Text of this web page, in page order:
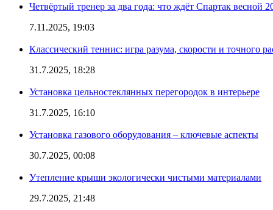
Четвёртый тренер за два года: что ждёт Спартак весной
7.11.2025, 19:03
Классический теннис: игра разума, скорости и точного
31.7.2025, 18:28
Установка цельностеклянных перегородок в интерьере
31.7.2025, 16:10
Установка газового оборудования – ключевые аспекты
30.7.2025, 00:08
Утепление крыши экологически чистыми материалами
29.7.2025, 21:48